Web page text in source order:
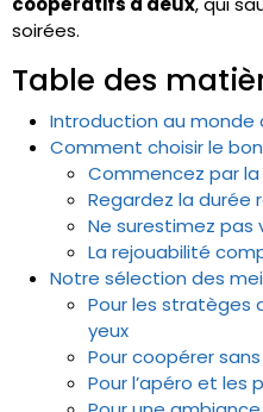
soirées.
Table des
Introduction au monde
Comment choisir le
Commencez par
Regardez la durée
Ne surestimez pas
La rejouabilité
Notre sélection des
Pour les stratèges
yeux
Pour coopérer
Pour l’apéro et les